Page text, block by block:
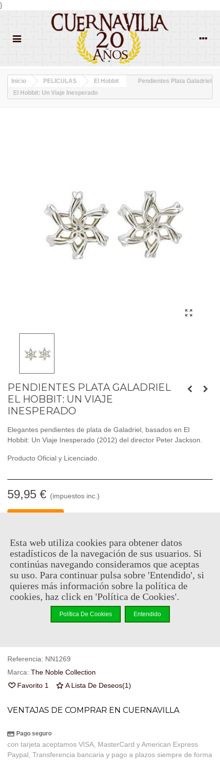
}
Inicio PELICULAS El Hobbit
Pendientes Plata Galadriel
El Hobbit: Un Viaje Inesperado
PENDIENTES PLATA GALADRIEL
EL HOBBIT: UN VIAJE
INESPERADO
Elegantes pendientes de plata de Galadriel, basados en El
Hobbit: Un Viaje Inesperado (2012) del director Peter Jackson.
Producto Oficial y Licenciado.
59,95 € (impuestos inc.)
Notificarme cuando esté disponible
Puedes consultar la política de privacidadaquí
Al comprar este producto puedes juntar hasta
. Su cesta sera de29puntos de fidelidad
Referencia: NN1269
Marca: The Noble Collection
Favorito 1 A Lista De Deseos(1)
VENTAJAS DE COMPRAR EN CUERNAVILLA
Pago seguro
con tarjeta aceptamos VISA, MasterCard y American Express
Paypal, Transferencia bancaria y pago a plazos siempre de forma
Esta web utiliza cookies para obtener datos
estadísticos de la navegación de sus usuarios. Si
continúas navegando consideramos que aceptas
su uso. Para continuar pulsa sobre 'Entendido', si
quieres más información sobre la política de
cookies, haz click en 'Política de Cookies'.
Política De Cookies Entendido